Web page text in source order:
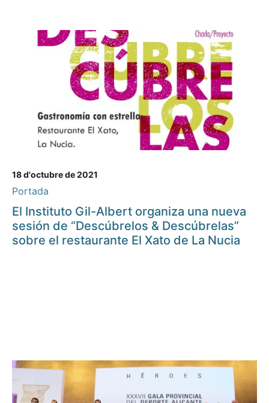
18 d'octubre de 2021
Portada
El Instituto Gil-Albert organiza una nueva
sesión de “Descúbrelos & Descúbrelas”
sobre el restaurante El Xato de La Nucia